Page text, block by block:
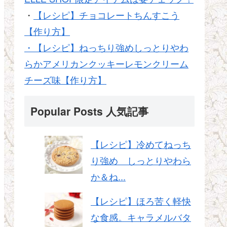
・
【レシピ】チョコレートちんすこう
【作り方】
・【レシピ】ねっちり強めしっとりやわ
らかアメリカンクッキーレモンクリーム
チーズ味【作り方】
Popular Posts 人気記事
【レシピ】冷めてねっち
り強め しっとりやわら
か＆ね...
【レシピ】ほろ苦く軽快
な食感。キャラメルバタ